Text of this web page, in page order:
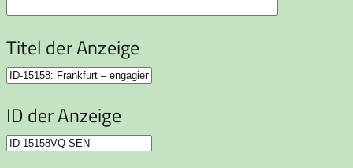
Titel der Anzeige
ID der Anzeige